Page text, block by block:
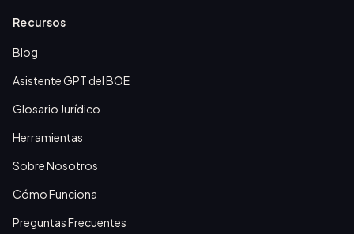
Recursos
Blog
Asistente GPT del BOE
Glosario Jurídico
Herramientas
Sobre Nosotros
Cómo Funciona
Preguntas Frecuentes